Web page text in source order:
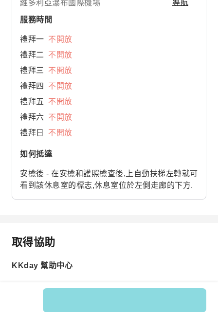
維多利亞瀑布國際機場 導航
服務時間
禮拜一 不開放
禮拜二
不開放
禮拜三
不開放
禮拜四
不開放
禮拜五
不開放
禮拜六 不開放
禮拜日
不開放
如何抵達
安檢後 - 在安檢和護照檢查後,上自動扶梯左轉就可
看到該休息室的標志,休息室位於左側走廊的下方.
取得協助
KKday 幫助中心